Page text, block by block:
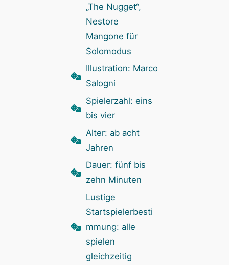
„The Nugget“,
Nestore
Mangone für
Solomodus
Illustration: Marco
Salogni
Spielerzahl: eins
bis vier
Alter: ab acht
Jahren
Dauer: fünf bis
zehn Minuten
Lustige
Startspielerbesti
mmung: alle
spielen
gleichzeitig